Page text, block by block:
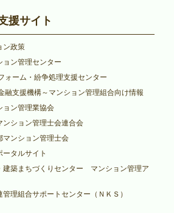
援サイト
政策
ン管理センター
ォーム・紛争処理支援センター
支援機構～マンション管理組合向け情報
ン管理業協会
ション管理士会連合会
ンション管理士会
タルサイト
建築まちづくりセンター マンション管理ア
理組合サポートセンター（ＮＫＳ）